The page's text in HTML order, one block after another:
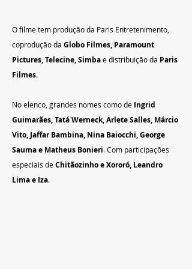
O filme tem produção da Paris Entretenimento,
coprodução da Globo Filmes, Paramount
Pictures, Telecine, Simba e distribuição da Paris
Filmes.
No elenco, grandes nomes como de Ingrid
Guimarães, Tatá Werneck, Arlete Salles, Márcio
Vito, Jaffar Bambina, Nina Baiocchi, George
Sauma e Matheus Bonieri. Com participações
especiais de Chitãozinho e Xororó, Leandro
Lima e Iza.